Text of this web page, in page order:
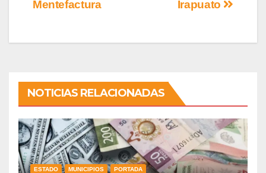
Irapuato
Mentefactura
NOTICIAS RELACIONADAS
ESTADO MUNICIPIOS PORTADA